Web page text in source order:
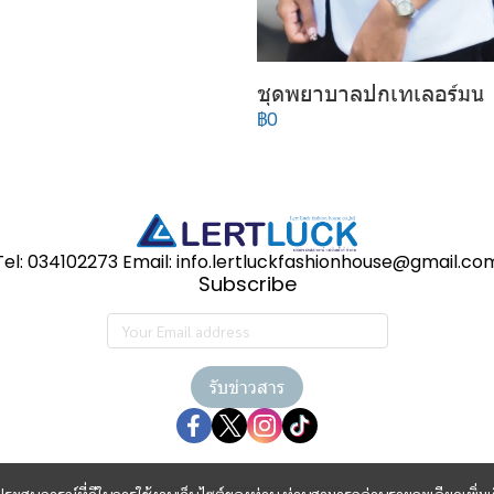
ชุดพยาบาลปกเทเลอร์มน
฿0
034102273 Email:
Subscribe
รับข่าวสาร